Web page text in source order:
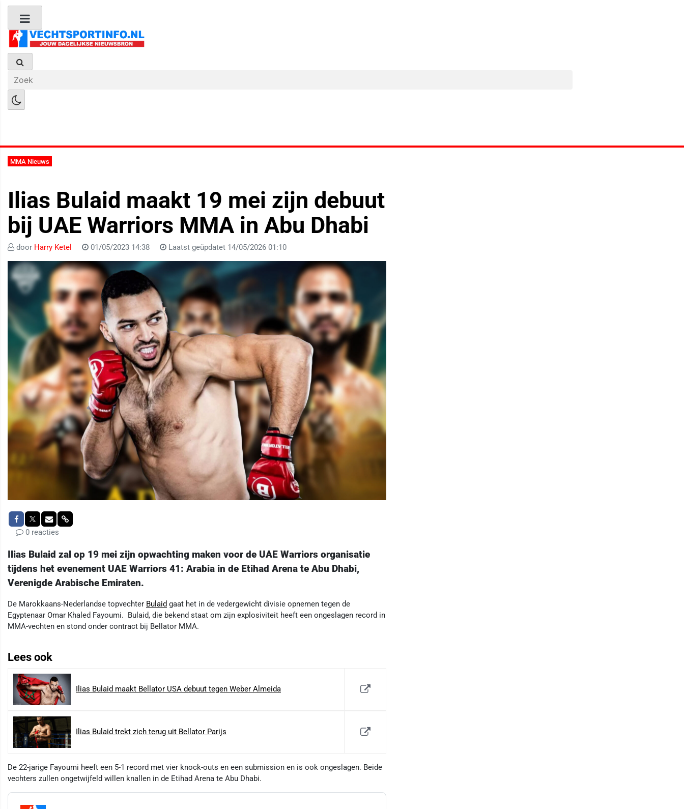
MMA Nieuws
Ilias Bulaid maakt 19 mei zijn debuut
bij UAE Warriors MMA in Abu Dhabi
door Harry Ketel 01/05/2023 14:38 Laatst geüpdatet 14/05/2026 01:10
0 reacties
Ilias Bulaid zal op 19 mei zijn opwachting maken voor de UAE Warriors organisatie
tijdens het evenement UAE Warriors 41: Arabia in de Etihad Arena te Abu Dhabi,
Verenigde Arabische Emiraten.
De Marokkaans-Nederlandse topvechter Bulaid gaat het in de vedergewicht divisie opnemen tegen de
Egyptenaar Omar Khaled Fayoumi. Bulaid, die bekend staat om zijn explosiviteit heeft een ongeslagen record in
MMA-vechten en stond onder contract bij Bellator MMA.
Lees ook
Ilias Bulaid maakt Bellator USA debuut tegen Weber Almeida
Ilias Bulaid trekt zich terug uit Bellator Parijs
De 22-jarige Fayoumi heeft een 5-1 record met vier knock-outs en een submission en is ook ongeslagen. Beide
vechters zullen ongetwijfeld willen knallen in de Etihad Arena te Abu Dhabi.